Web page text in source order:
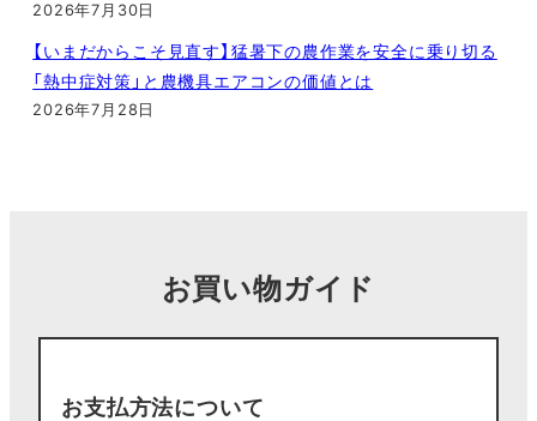
2026年7月30日
【いまだからこそ見直す】猛暑下の農作業を安全に乗り切る
「熱中症対策」と農機具エアコンの価値とは
2026年7月28日
お買い物ガイド
お支払方法について